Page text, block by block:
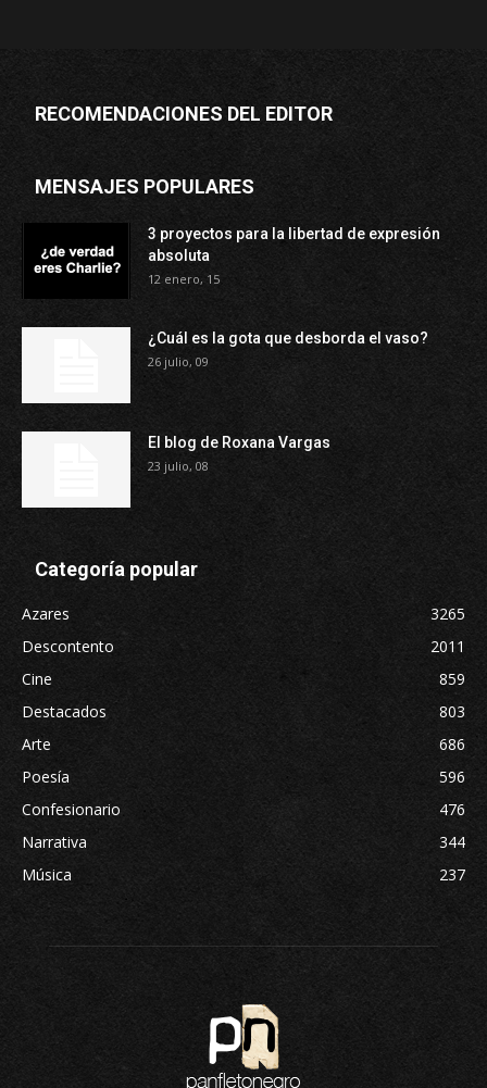
RECOMENDACIONES DEL EDITOR
MENSAJES POPULARES
3 proyectos para la libertad de expresión
absoluta
12 enero, 15
¿Cuál es la gota que desborda el vaso?
26 julio, 09
El blog de Roxana Vargas
23 julio, 08
Categoría popular
Azares
3265
Descontento
2011
Cine
859
Destacados
803
Arte
686
Poesía
596
Confesionario
476
Narrativa
344
Música
237